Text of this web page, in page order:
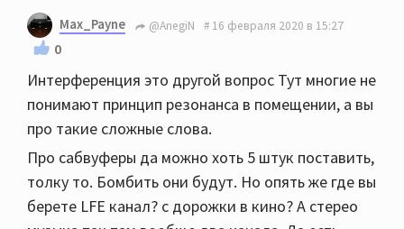
Max_Payne @AnegiN 16 февраля 2020 в 15:27
0
Интерференция это другой вопрос Тут многие не
понимают принцип резонанса в помещении, а вы
про такие сложные слова.
Про сабвуферы да можно хоть 5 штук поставить,
толку то. Бомбить они будут. Но опять же где вы
берете LFE канал? с дорожки в кино? А стерео